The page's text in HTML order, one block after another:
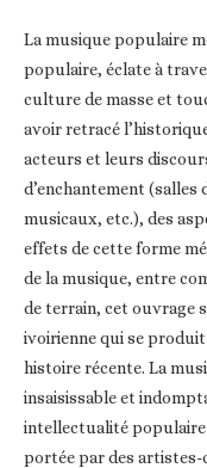
La musique populaire
populaire, éclate à
culture de masse et
avoir retracé
acteurs et leurs
d’enchantement
musicaux, etc.), des
effets de cette forme
de la musique, entre
de terrain, cet ouvrage
ivoirienne qui se
histoire récente. La
insaisissable et
intellectualité populaire
portée par des